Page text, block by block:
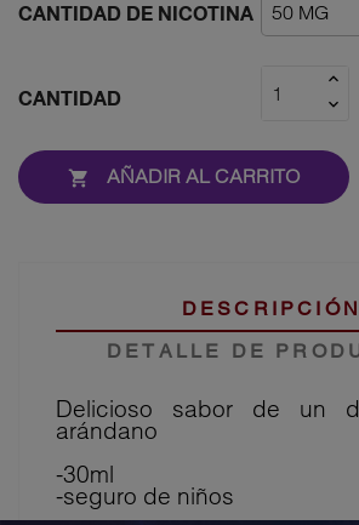
CANTIDAD DE NICOTINA
CANTIDAD
 AÑADIR AL CARRITO
DESCRIPCIÓN
DETALLE DE
Delicioso sabor de un
arándano
-30ml
-seguro de niños